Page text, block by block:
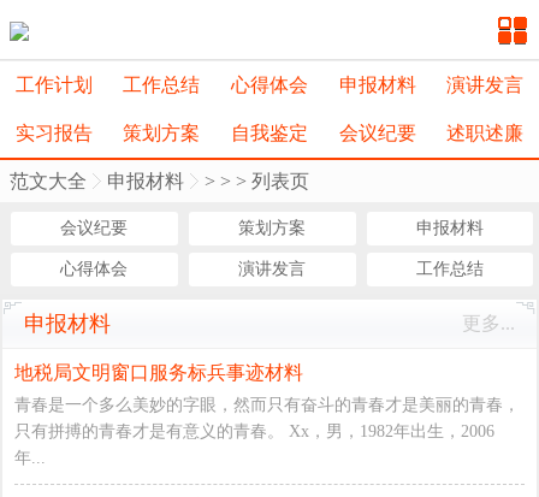
工作计划 工作总结 心得体会 申报材料 演讲发言
实习报告 策划方案 自我鉴定 会议纪要 述职述廉
>
范文大全 >
申报材料 > 列表页
会议纪要 策划方案 申报材料
心得体会 演讲发言 工作总结
申报材料 更多...
地税局文明窗口服务标兵事迹材料
青春是一个多么美妙的字眼，然而只有奋斗的青春才是美丽的青春，
只有拼搏的青春才是有意义的青春。 Xx，男，1982年出生，2006
年...